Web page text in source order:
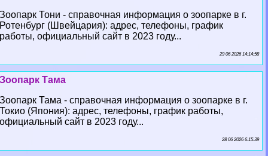
Зоопарк Тони - справочная информация о зоопарке в г.
Ротенбург (Швейцария): адрес, телефоны, график
работы, официальный сайт в 2023 году...
29 06 2026 14:14:58
Зоопарк Тама
Зоопарк Тама - справочная информация о зоопарке в г.
Токио (Япония): адрес, телефоны, график работы,
официальный сайт в 2023 году...
28 06 2026 6:15:39